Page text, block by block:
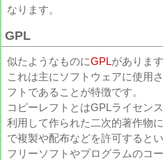
なります。
GPL
似たようなものにGPLがあります
これは主にソフトウェアに使用
フトであることが特徴です。
コピーレフトとはGPLライセン
利用して作られた二次的著作物
で複製や配布などを許可するとい
フリーソフトやプログラムのコ